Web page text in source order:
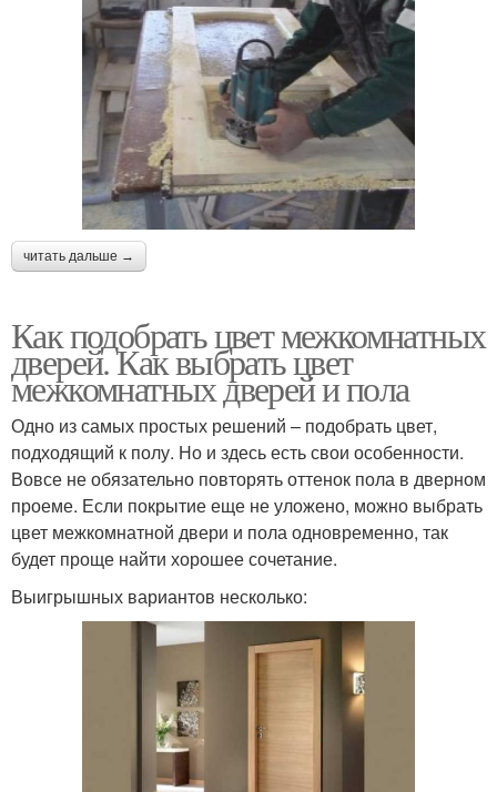
читать дальше →
Как подобрать цвет межкомнатных
дверей. Как выбрать цвет
межкомнатных дверей и пола
Одно из самых простых решений – подобрать цвет,
подходящий к полу. Но и здесь есть свои особенности.
Вовсе не обязательно повторять оттенок пола в дверном
проеме. Если покрытие еще не уложено, можно выбрать
цвет межкомнатной двери и пола одновременно, так
будет проще найти хорошее сочетание.
Выигрышных вариантов несколько: